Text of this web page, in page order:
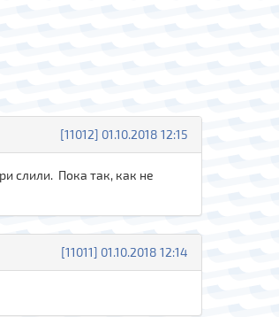
[11012] 01.10.2018 12:15
слили. Пока так, как не
[11011] 01.10.2018 12:14